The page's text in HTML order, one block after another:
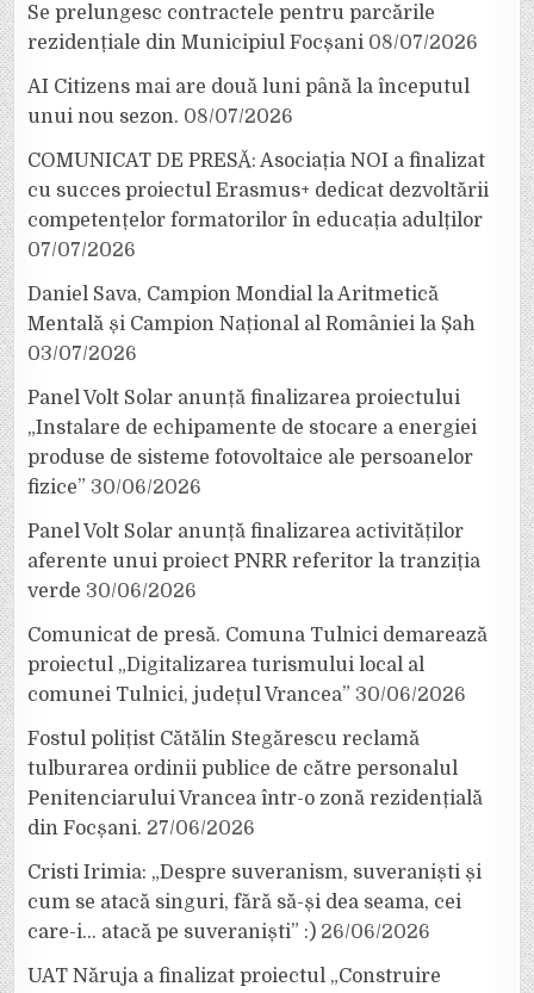
Se prelungesc contractele pentru parcările
rezidențiale din Municipiul Focșani 08/07/2026
AI Citizens mai are două luni până la începutul
unui nou sezon. 08/07/2026
COMUNICAT DE PRESĂ: Asociația NOI a finalizat
cu succes proiectul Erasmus+ dedicat dezvoltării
competențelor formatorilor în educația adulților
07/07/2026
Daniel Sava, Campion Mondial la Aritmetică
Mentală și Campion Național al României la Șah
03/07/2026
Panel Volt Solar anunță finalizarea proiectului
„Instalare de echipamente de stocare a energiei
produse de sisteme fotovoltaice ale persoanelor
fizice” 30/06/2026
Panel Volt Solar anunță finalizarea activităților
aferente unui proiect PNRR referitor la tranziția
verde 30/06/2026
Comunicat de presă. Comuna Tulnici demarează
proiectul „Digitalizarea turismului local al
comunei Tulnici, județul Vrancea” 30/06/2026
Fostul polițist Cătălin Stegărescu reclamă
tulburarea ordinii publice de către personalul
Penitenciarului Vrancea într-o zonă rezidențială
din Focșani. 27/06/2026
Cristi Irimia: „Despre suveranism, suveraniști și
cum se atacă singuri, fără să-și dea seama, cei
care-i… atacă pe suveraniști” :) 26/06/2026
UAT Năruja a finalizat proiectul „Construire